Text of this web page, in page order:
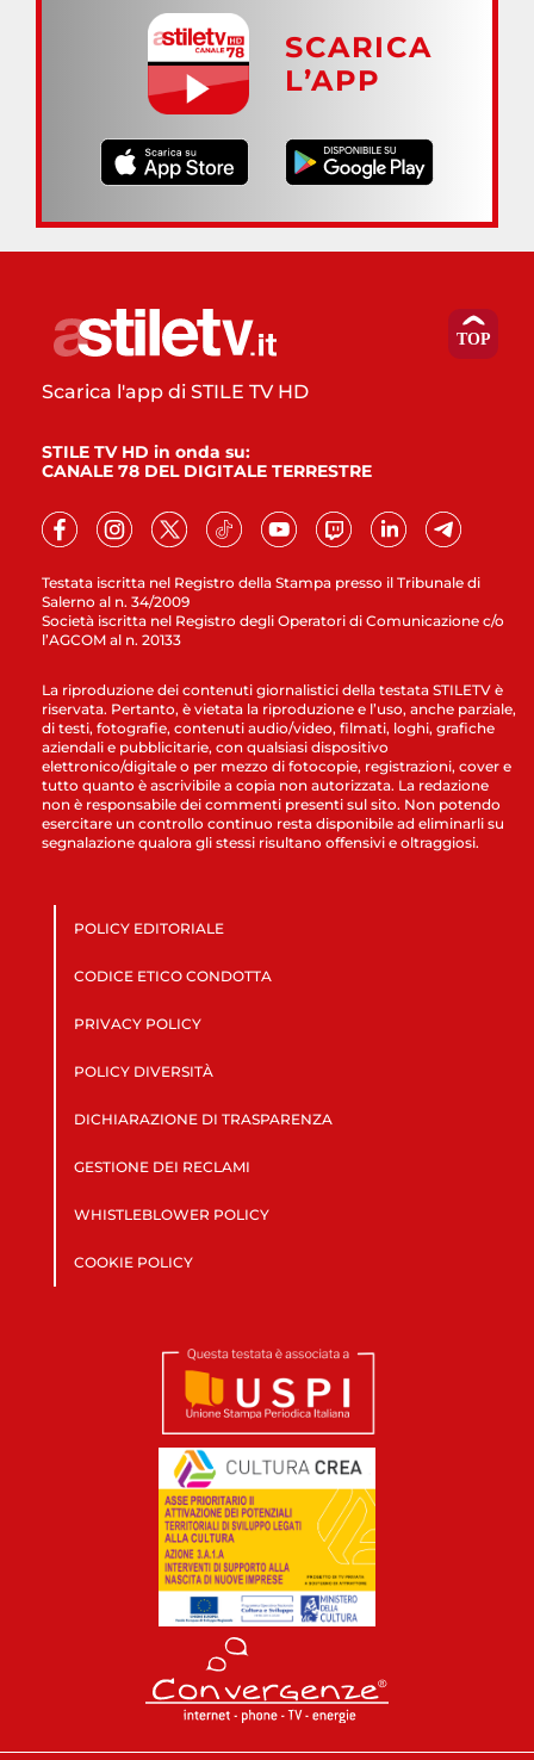
SCARICA
L’APP
Testata iscritta nel Registro della Stampa presso il Tribunale di
Salerno al n. 34/2009
Società iscritta nel Registro degli Operatori di Comunicazione c/o
l’AGCOM al n. 20133
Scarica l'app di STILE TV HD
STILE TV HD in onda su:
CANALE 78 DEL DIGITALE TERRESTRE
La riproduzione dei contenuti giornalistici della testata STILETV è
riservata. Pertanto, è vietata la riproduzione e l’uso, anche parziale,
di testi, fotografie, contenuti audio/video, filmati, loghi, grafiche
aziendali e pubblicitarie, con qualsiasi dispositivo
elettronico/digitale o per mezzo di fotocopie, registrazioni, cover e
tutto quanto è ascrivibile a copia non autorizzata. La redazione
non è responsabile dei commenti presenti sul sito. Non potendo
esercitare un controllo continuo resta disponibile ad eliminarli su
segnalazione qualora gli stessi risultano offensivi e oltraggiosi.
POLICY EDITORIALE
CODICE ETICO CONDOTTA
PRIVACY POLICY
POLICY DIVERSITÀ
DICHIARAZIONE DI TRASPARENZA
GESTIONE DEI RECLAMI
WHISTLEBLOWER POLICY
COOKIE POLICY